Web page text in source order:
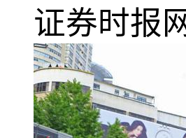
证券时报